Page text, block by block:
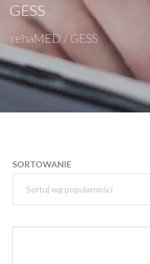
GESS
rehaMED / GESS
SORTOWANIE